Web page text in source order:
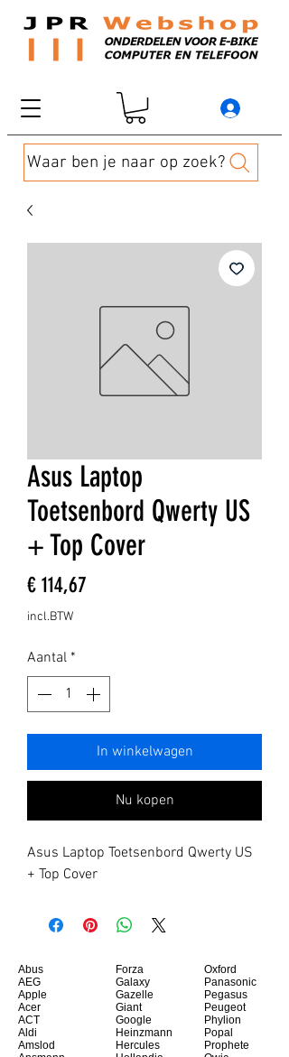
Waar ben je naar op zoek?
Asus Laptop
Toetsenbord Qwerty US
+ Top Cover
€ 114,67
incl.BTW
Aantal *
In winkelwagen
Nu kopen
Asus Laptop Toetsenbord Qwerty US
+ Top Cover
Abus
AEG
Apple
Acer
ACT
Aldi
Amslod
Forza
Galaxy
Gazelle
Giant
Google
Heinzmann
Hercules
Oxford
Panasonic
Pegasus
Peugeot
Phylion
Popal
Prophete